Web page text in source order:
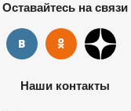
Оставайтесь на связи
Наши контакты